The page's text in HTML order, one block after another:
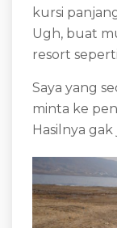
kursi
Ugh, buat
resort
Saya yang
minta ke
Hasilnya